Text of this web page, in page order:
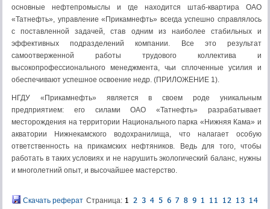
основные нефтепромыслы и где находится штаб-квартира ОАО
«Татнефть», управление «Прикамнефть» всегда успешно справлялось
с поставленной задачей, став одним из наиболее стабильных и
эффективных подразделений компании. Все это результат
самоотверженной работы трудового коллектива и
высокопрофессионального менеджмента, чьи сплоченные усилия и
обеспечивают успешное освоение недр. (ПРИЛОЖЕНИЕ 1).
НГДУ «Прикамнефть» является в своем роде уникальным
предприятием: его силами ОАО «Татнефть» разрабатывает
месторождения на территории Национального парка «Нижняя Кама» и
акватории Нижнекамского водохранилища, что налагает особую
ответственность на прикамских нефтяников. Ведь для того, чтобы
работать в таких условиях и не нарушить экологический баланс, нужны
и многолетний опыт, и высочайшее мастерство.
Скачать реферат Страница: